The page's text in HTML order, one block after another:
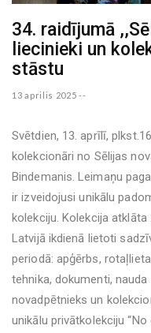
34. raidījumā
liecinieki un
stāstu
13 aprilis 2025 --
Svētdien, 13. aprīlī,
kolekcionāri no Sēlijas
Bindemanis. Leimaņu
ir izveidojusi unikālu
kolekciju. Kolekcija
Latvijā ikdienā lietoti
periodā: apģērbs,
tehnika, dokumenti,
novadpētnieks un
unikālu privātkolekciju